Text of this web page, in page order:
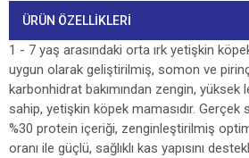
ÜRÜN ÖZELLIKLERI
1 - 7 yaş arasındaki orta ırk yetişkin
uygun olarak geliştirilmiş, somon ve
karbonhidrat bakımından zengin, yüksek
sahip, yetişkin köpek mamasıdır.
%30 protein içeriği, zenginleştirilmiş
oranı ile güçlü, sağlıklı kas yapısını